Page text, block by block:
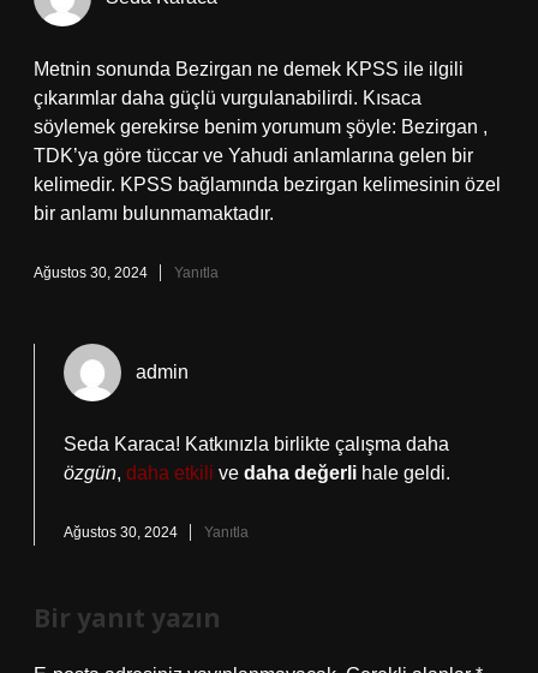
Metnin sonunda Bezirgan ne demek KPSS ile ilgili
çıkarımlar daha güçlü vurgulanabilirdi. Kısaca
söylemek gerekirse benim yorumum şöyle: Bezirgan ,
TDK’ya göre tüccar ve Yahudi anlamlarına gelen bir
kelimedir. KPSS bağlamında bezirgan kelimesinin özel
bir anlamı bulunmamaktadır.
Ağustos 30, 2024 Yanıtla
admin
Seda Karaca! Katkınızla birlikte çalışma daha
özgün, daha etkili ve daha değerli hale geldi.
Ağustos 30, 2024 Yanıtla
Bir yanıt yazın